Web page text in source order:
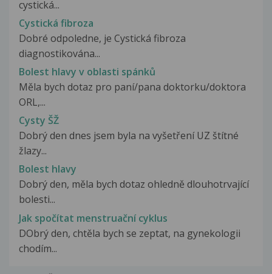
cystická...
Cystická fibroza
Dobré odpoledne, je Cystická fibroza
diagnostikována...
Bolest hlavy v oblasti spánků
Měla bych dotaz pro paní/pana doktorku/doktora
ORL,...
Cysty ŠŽ
Dobrý den dnes jsem byla na vyšetření UZ štítné
žlazy...
Bolest hlavy
Dobrý den, měla bych dotaz ohledně dlouhotrvající
bolesti...
Jak spočítat menstruační cyklus
DObrý den, chtěla bych se zeptat, na gynekologii
chodím...